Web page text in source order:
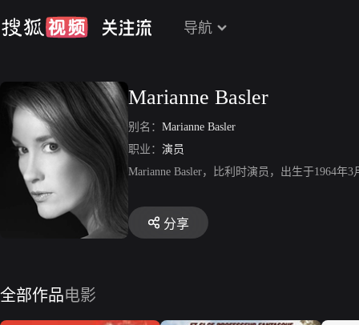
导航
Marianne Basler
别名： Marianne Basler
职业： 演员
Marianne Basler，比利时演员，出生于1964
分享
全部作品电影